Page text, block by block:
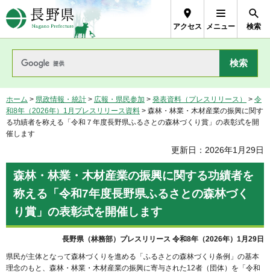
長野県Nagano Prefecture
アクセス メニュー 検索
ホーム > 県政情報・統計 > 広報・県民参加 > 発表資料（プレスリリース） > 令
和8年（2026年）1月プレスリリース資料 > 森林・林業・木材産業の振興に関す
る功績者を称える「令和７年度長野県ふるさとの森林づくり賞」の表彰式を開
催します
更新日：2026年1月29日
森林・林業・木材産業の振興に関する功績者を
称える「令和7年度長野県ふるさとの森林づく
り賞」の表彰式を開催します
長野県（林務部）プレスリリース 令和8年（2026年）1月29日
県民が主体となって森林づくりを進める「ふるさとの森林づくり条例」の基本
理念のもと、森林・林業・木材産業の振興に寄与された12者（団体）を「令和